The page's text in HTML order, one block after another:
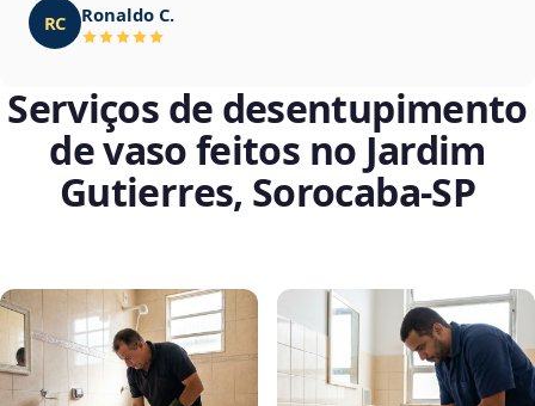
RC Ronaldo C.
Serviços de desentupimento
de vaso feitos no Jardim
Gutierres, Sorocaba‑SP